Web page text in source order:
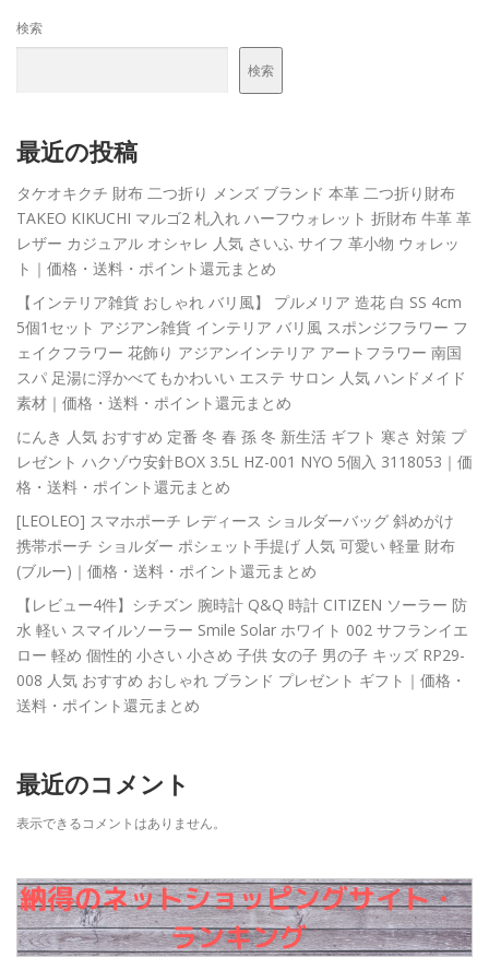
検索
検索
最近の投稿
タケオキクチ 財布 二つ折り メンズ ブランド 本革 二つ折り財布
TAKEO KIKUCHI マルゴ2 札入れ ハーフウォレット 折財布 牛革 革
レザー カジュアル オシャレ 人気 さいふ サイフ 革小物 ウォレッ
ト｜価格・送料・ポイント還元まとめ
【インテリア雑貨 おしゃれ バリ風】 プルメリア 造花 白 SS 4cm
5個1セット アジアン雑貨 インテリア バリ風 スポンジフラワー フ
ェイクフラワー 花飾り アジアンインテリア アートフラワー 南国
スパ 足湯に浮かべてもかわいい エステ サロン 人気 ハンドメイド
素材｜価格・送料・ポイント還元まとめ
にんき 人気 おすすめ 定番 冬 春 孫 冬 新生活 ギフト 寒さ 対策 プ
レゼント ハクゾウ安針BOX 3.5L HZ-001 NYO 5個入 3118053｜価
格・送料・ポイント還元まとめ
[LEOLEO] スマホポーチ レディース ショルダーバッグ 斜めがけ
携帯ポーチ ショルダー ポシェット手提げ 人気 可愛い 軽量 財布
(ブルー)｜価格・送料・ポイント還元まとめ
【レビュー4件】シチズン 腕時計 Q&Q 時計 CITIZEN ソーラー 防
水 軽い スマイルソーラー Smile Solar ホワイト 002 サフランイエ
ロー 軽め 個性的 小さい 小さめ 子供 女の子 男の子 キッズ RP29-
008 人気 おすすめ おしゃれ ブランド プレゼント ギフト｜価格・
送料・ポイント還元まとめ
最近のコメント
表示できるコメントはありません。